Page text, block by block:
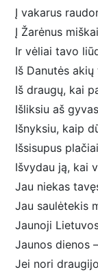
Į vakarus
Į Žarėnus
Ir vėliai tavo
Iš Danutės
Iš draugų, kai
Išliksiu aš
Išnyksiu, kaip
Išsisupus
Išvydau ją, kai
Jau niekas
Jau saulėtekis
Jaunoji
Jaunos dienos
Jei nori